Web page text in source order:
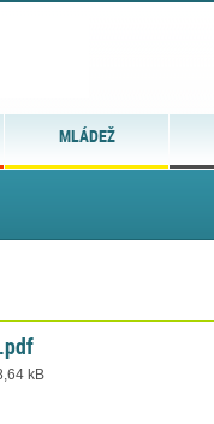
MLÁDEŽ
kB